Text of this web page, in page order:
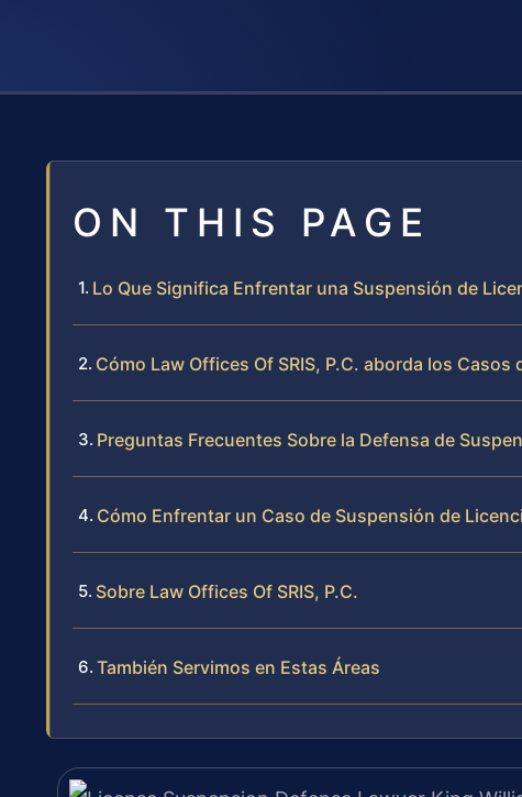
ON THIS PAGE
Lo Que Significa Enfrentar una Suspensión de
Cómo Law Offices Of SRIS, P.C. aborda los
Preguntas Frecuentes Sobre la Defensa de
Cómo Enfrentar un Caso de Suspensión de
Sobre Law Offices Of SRIS, P.C.
También Servimos en Estas Áreas